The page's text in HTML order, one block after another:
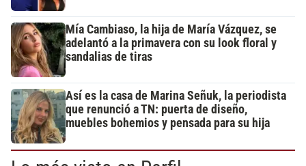
Mía Cambiaso, la hija de María Vázquez, se
adelantó a la primavera con su look floral y
sandalias de tiras
Así es la casa de Marina Señuk, la periodista
que renunció a TN: puerta de diseño,
muebles bohemios y pensada para su hija